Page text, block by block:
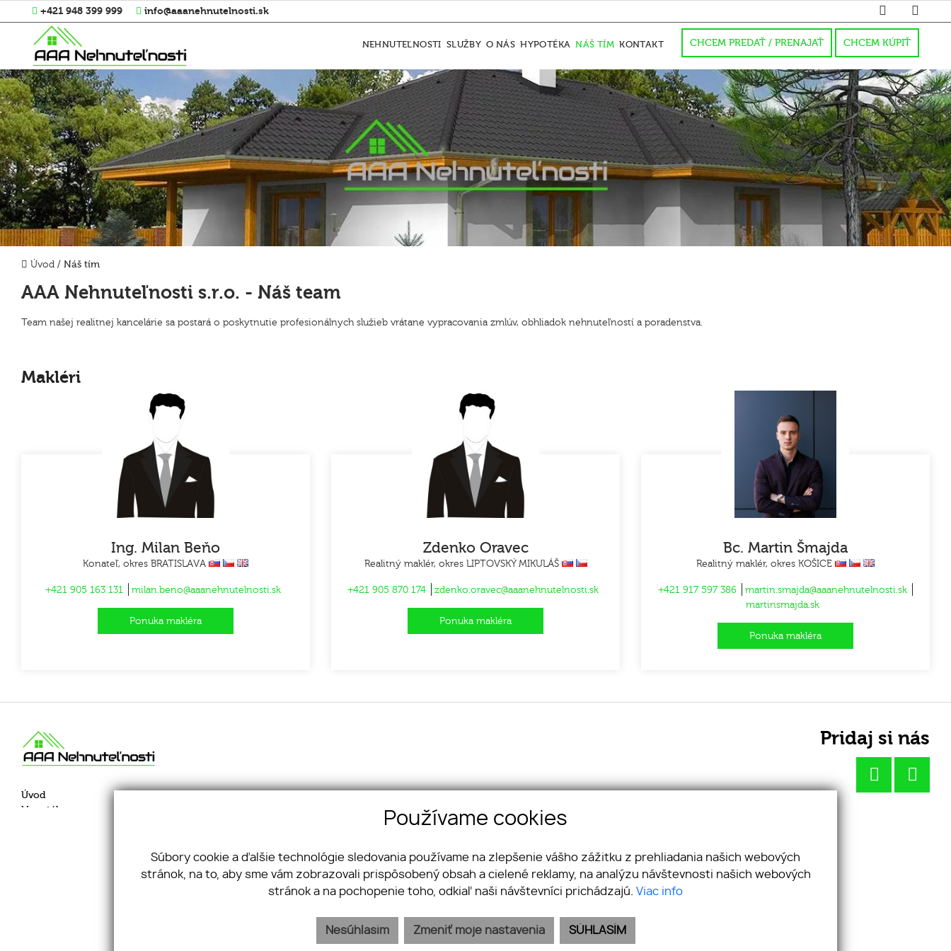
+421 948 399 999 info@aaanehnutelnosti.sk
CHCEM PREDAŤ / PRENAJAŤ CHCEM KÚPIŤ
NEHNUTEĽNOSTI SLUŽBY O NÁS HYPOTÉKA NÁŠ TÍM KONTAKT
Úvod / Náš tím
AAA Nehnuteľnosti s.r.o. - Náš team
Team našej realitnej kancelárie sa postará o poskytnutie profesionálnych služieb vrátane vypracovania zmlúv, obhliadok nehnuteľností a poradenstva.
Makléri
Ing. Milan Beňo
Konateľ, okres BRATISLAVA
+421 905 163 131 milan.beno@aaanehnutelnosti.sk
Ponuka makléra
Zdenko Oravec
Realitný maklér, okres LIPTOVSKÝ MIKULÁŠ
+421 905 870 174 zdenko.oravec@aaanehnutelnosti.sk
Ponuka makléra
Bc. Martin Šmajda
Realitný maklér, okres KOŠICE
+421 917 597 386
martin.smajda@aaanehnutelnosti.sk
martinsmajda.sk
Ponuka makléra
Úvod
Hypotéka
Pridaj si nás
webex.digital- REALVIA.sk
Používame cookies
Súbory cookie a ďalšie technológie sledovania používame na zlepšenie vášho zážitku z prehliadania našich webových
stránok, na to, aby sme vám zobrazovali prispôsobený obsah a cielené reklamy, na analýzu návštevnosti našich webových
stránok a na pochopenie toho, odkiaľ naši návštevníci prichádzajú. Viac info
SÚHLASÍM
Nesúhlasím Zmeniť moje nastavenia